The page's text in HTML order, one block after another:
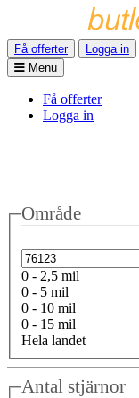
Få offerter
Logga in
Menu
Få offerter
Logga in
Område
0 - 2,5 mil
0 - 5 mil
0 - 10 mil
0 - 15 mil
Hela landet
Antal stjärnor